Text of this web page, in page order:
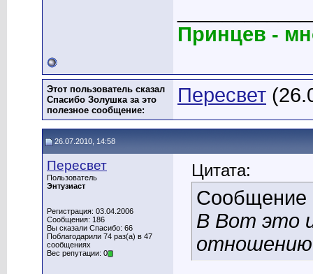
Принцев -
Этот пользователь сказал
Спасибо Золушка за это
полезное сообщение:
Пересвет
26.07.2010, 14:58
Пересвет
Пользователь
Энтузиаст
Регистрация: 03.04.2006
Сообщения: 186
Вы сказали Спасибо: 66
Поблагодарили 74 раз(а) в 47
сообщениях
Вес репутации: 0
Цитата:
Сообщение
В Вот это
отношению